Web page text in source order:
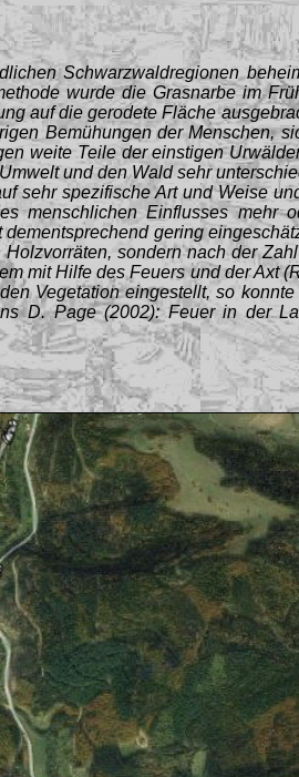
Schwarzwaldregionen
wurde die Grasnarbe im
auf die gerodete Fläche
Bemühungen der Menschen,
weite Teile der einstigen
und den Wald sehr
sehr spezifische Art und Weise
menschlichen Einflusses mehr
gering
sondern nach der
mit Hilfe des Feuers und der Axt
Vegetation eingestellt, so
D. Page(2002):Feuer in der